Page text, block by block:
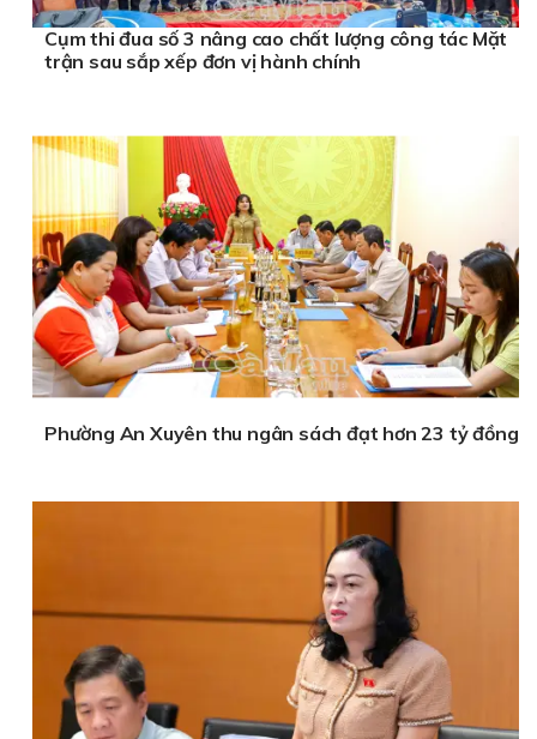
Cụm thi đua số 3 nâng cao chất lượng công tác Mặt
trận sau sắp xếp đơn vị hành chính
Phường An Xuyên thu ngân sách đạt hơn 23 tỷ đồng